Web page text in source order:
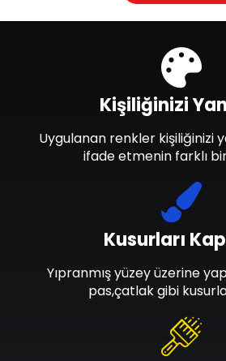
Kusurları
Yıpranmış yüzey üzerine
pas,çatlak gibi
Kişiliğinizi
Uygulanan renkler kişiliğinizi
ifade etmenin farklı